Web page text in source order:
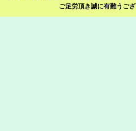
ご足労頂き誠に有難うござ